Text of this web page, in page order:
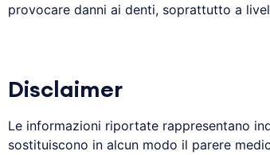
provocare danni ai denti, soprattutto a
Disclaimer
Le informazioni riportate rappresentano
sostituiscono in alcun modo il parere